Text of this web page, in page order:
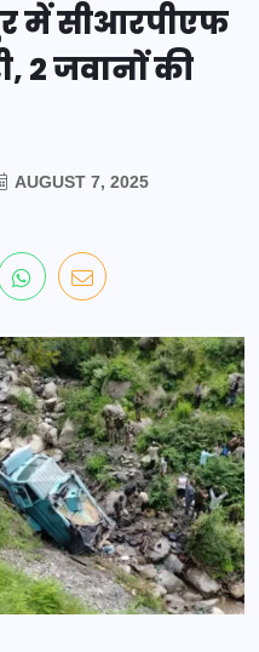
में सीआरपीएफ
2 जवानों की
AUGUST 7, 2025